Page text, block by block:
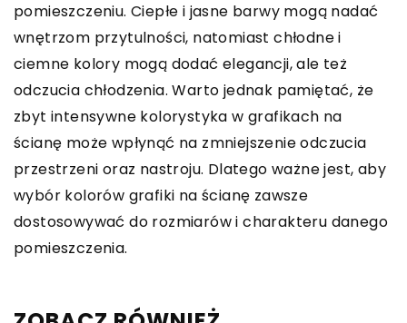
pomieszczeniu. Ciepłe i jasne barwy mogą nadać
wnętrzom przytulności, natomiast chłodne i
ciemne kolory mogą dodać elegancji, ale też
odczucia chłodzenia. Warto jednak pamiętać, że
zbyt intensywne kolorystyka w grafikach na
ścianę może wpłynąć na zmniejszenie odczucia
przestrzeni oraz nastroju. Dlatego ważne jest, aby
wybór kolorów grafiki na ścianę zawsze
dostosowywać do rozmiarów i charakteru danego
pomieszczenia.